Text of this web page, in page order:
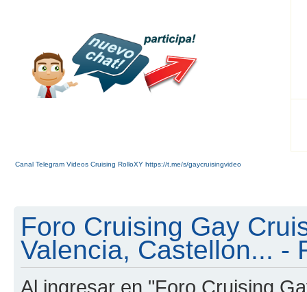
Canal Telegram Videos Cruising RolloXY https://t.me/s/gaycruisingvideo
Foro Cruising Gay
Valencia, Castellon... -
Al ingresar en "Foro Cruising